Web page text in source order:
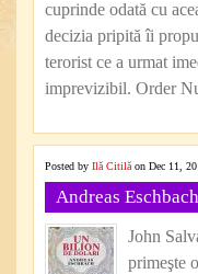
cuprinde odată cu
decizia pripită îi
terorist ce a urmat
imprevizibil. Order
Posted by Ilă Citilă on Dec 11,
Andreas
John
primeşte